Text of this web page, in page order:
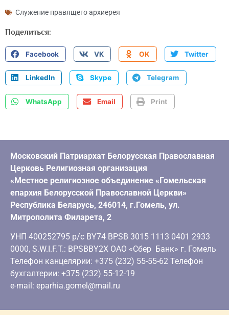
Служение правящего архиерея
Поделиться:
Facebook VK OK Twitter
LinkedIn Skype Telegram
WhatsApp Email Print
Московский Патриархат Белорусская Православная
Церковь Религиозная организация
«Местное религиозное объединение «Гомельская
епархия Белорусской Православной Церкви»
Республика Беларусь, 246014, г.Гомель, ул.
Митрополита Филарета, 2
УНП 400252795 р/с BY74 BPSB 3015 1113 0401 2933
0000, S.W.I.F.T.: BPSBBY2X ОАО «Сбер Банк» г. Гомель
Телефон канцелярии: +375 (232) 55-55-62 Телефон
бухгалтерии: +375 (232) 55-12-19
e-mail: eparhia.gomel@mail.ru